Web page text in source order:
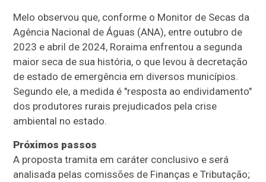
Melo observou que, conforme o Monitor de Secas da
Agência Nacional de Águas (ANA), entre outubro de
2023 e abril de 2024, Roraima enfrentou a segunda
maior seca de sua história, o que levou à decretação
de estado de emergência em diversos municípios.
Segundo ele, a medida é "resposta ao endividamento"
dos produtores rurais prejudicados pela crise
ambiental no estado.
Próximos passos
A proposta tramita em caráter conclusivo e será
analisada pelas comissões de Finanças e Tributação;